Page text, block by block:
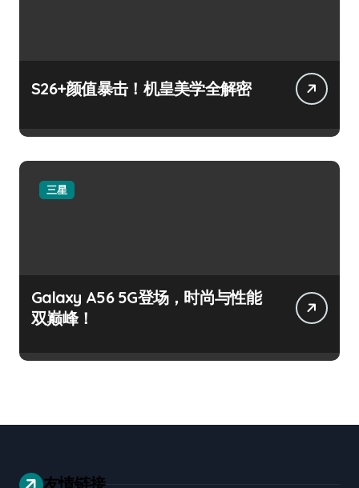
S26+颜值暴击！机皇美学全解密
三星
Galaxy A56 5G登场，时尚与性能
双巅峰！
友情链接